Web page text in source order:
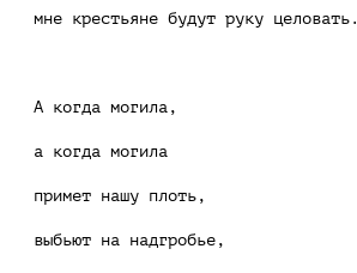
мне крестьяне будут руку целовать.
А когда могила,
а когда могила
примет нашу плоть,
выбьют на надгробье,